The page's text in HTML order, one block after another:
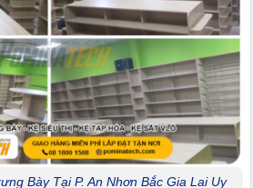
Bày Tại P. An Nhơn Bắc Gia Lai Uy